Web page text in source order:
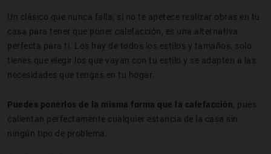
Un clásico que nunca falla; si no te apetece realizar obras en tu
casa para tener que poner calefacción, es una alternativa
perfecta para ti. Los hay de todos los estilos y tamaños, solo
tienes que elegir los que vayan con tu estilo y se adapten a las
necesidades que tengas en tu hogar.
Puedes ponerlos de la misma forma que la calefacción , pues
calientan perfectamente cualquier estancia de la casa sin
ningún tipo de problema.